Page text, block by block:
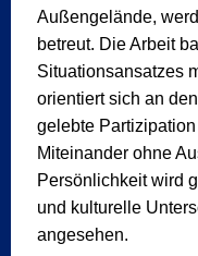
Außengelände,
betreut. Die Arbeit
Situationsansatzes
orientiert sich an
gelebte
Miteinander ohne
Persönlichkeit wird
und kulturelle
angesehen.